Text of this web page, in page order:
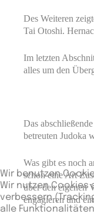
Des Weiteren
Tai Otoshi.
Im letzten
alles um den
Das
betreuten Judoka
Was gibt es noch
schon eine Art
über den eigenen
engagieren und
Wir benutzen
Wir nutzen Cookies
verbessern
alle